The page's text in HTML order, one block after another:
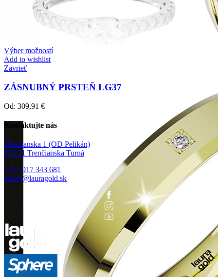
Výber možností
Add to wishlist
Zavrieť
ZÁSNUBNÝ PRSTEŇ LG37
Od: 309,91 €
Kontaktujte nás
Trenčianska 1 (OD Pelikán)
913 21 Trenčianska Turná
+421 917 343 681
eshop@lauragold.sk